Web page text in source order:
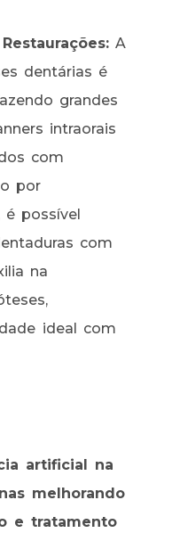
A
dentárias é
grandes
intraorais
com
por
possível
com
na
ideal com
artificial na
melhorando
e tratamento